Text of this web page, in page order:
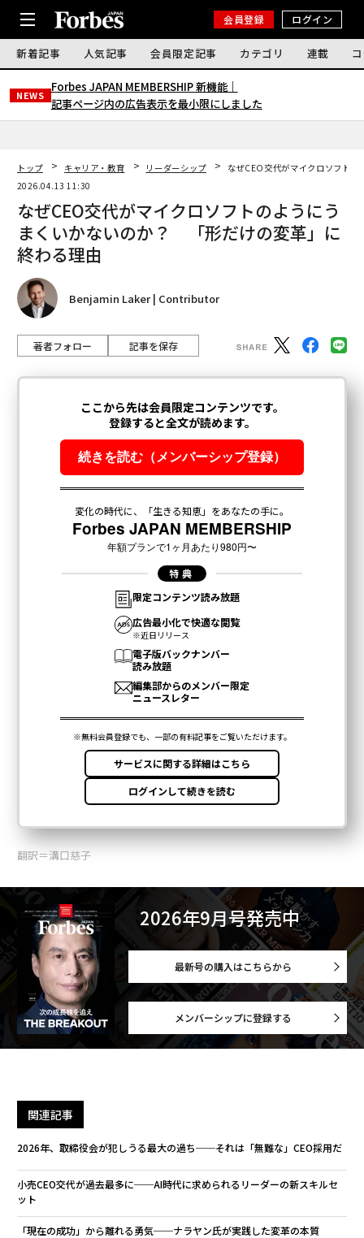
会員登録 ログイン
新着記事 人気記事 会員限定記事 カテゴリ 連載
NEWS
Forbes JAPAN MEMBERSHIP 新機能｜
記事ページ内の広告表示を最小限にしました
トップ キャリア・教育 リーダーシップ
なぜCEO交代がマイクロソフト
2026.04.13 11:30
なぜCEO交代がマイクロソフトのようにう
まくいかないのか？ 「形だけの変革」に
終わる理由
Benjamin Laker | Contributor
著者フォロー 記事を保存
翻訳＝溝口慈子
2026年9月号発売中
最新号の購入はこちらから
メンバーシップに登録する
関連記事
2026年、取締役会が犯しうる最大の過ち──それは「無難な」CEO採用だ
小売CEO交代が過去最多に──AI時代に求められるリーダーの新スキルセ
ット
「現在の成功」から離れる勇気──ナラヤン氏が実践した変革の本質